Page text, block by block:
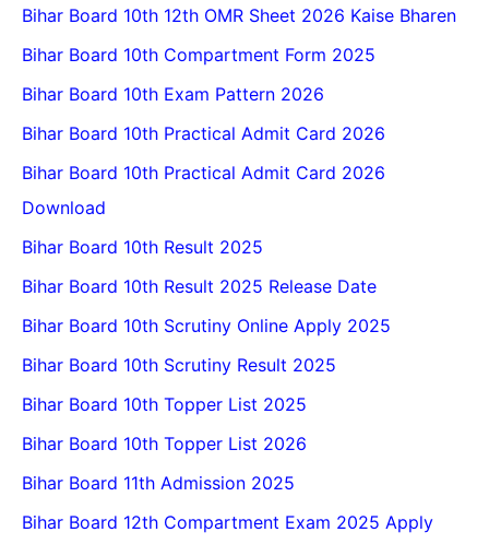
Bihar Board 10th 12th OMR Sheet 2026 Kaise Bharen
Bihar Board 10th Compartment Form 2025
Bihar Board 10th Exam Pattern 2026
Bihar Board 10th Practical Admit Card 2026
Bihar Board 10th Practical Admit Card 2026
Download
Bihar Board 10th Result 2025
Bihar Board 10th Result 2025 Release Date
Bihar Board 10th Scrutiny Online Apply 2025
Bihar Board 10th Scrutiny Result 2025
Bihar Board 10th Topper List 2025
Bihar Board 10th Topper List 2026
Bihar Board 11th Admission 2025
Bihar Board 12th Compartment Exam 2025 Apply